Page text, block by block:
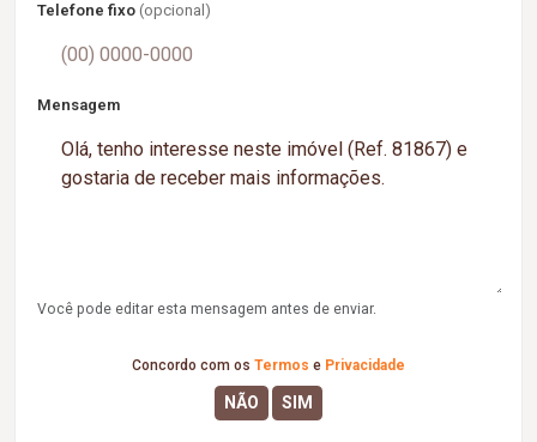
Telefone fixo (opcional)
Mensagem
Você pode editar esta mensagem antes de enviar.
Concordo com os Termos e Privacidade